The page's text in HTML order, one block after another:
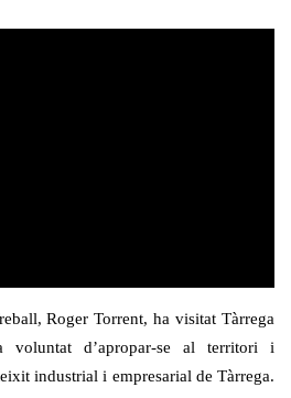
Roger Torrent, ha visitat Tàrrega
voluntat d’apropar-se al territori i
industrial i empresarial de Tàrrega.